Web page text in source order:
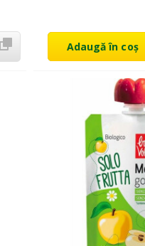
Adaugă în coș